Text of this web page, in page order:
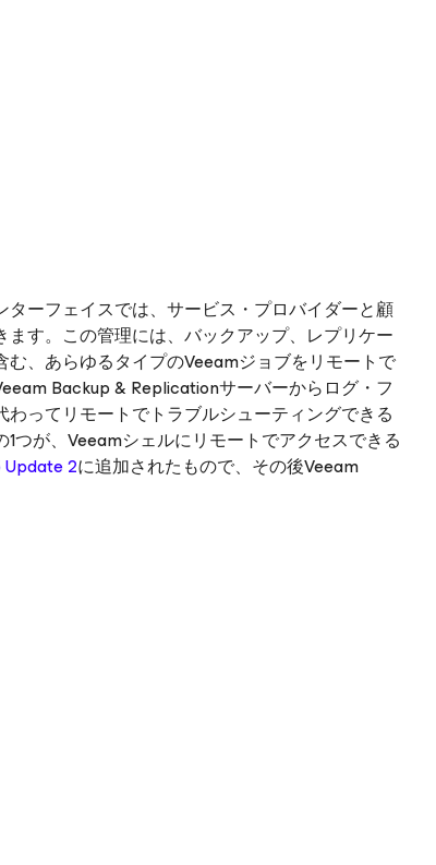
ーフェイスでは、サービス・プロバイダーと顧
す。この管理には、バックアップ、レプリケー
、あらゆるタイプのVeeamジョブをリモートで
Backup & Replicationサーバーからログ・フ
ってリモートでトラブルシューティングできる
つが、Veeamシェルにリモートでアクセスできる
2に追加されたもので、その後Veeam